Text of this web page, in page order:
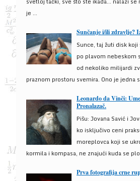
je ...
Sunčanje i/ili zdravlje?
Sunce, taj žuti disk
po plavom nebeskom
od nekoliko milijardi
praznom prostoru svemira. Ono je jedna
Leonardo da Vinči:
Pronalazač.
Pišu: Jovana Savić i
ko isključivo ceni
moreplovca koji se
kormila i kompasa, ne znajući kuda se
Prva fotografija crne